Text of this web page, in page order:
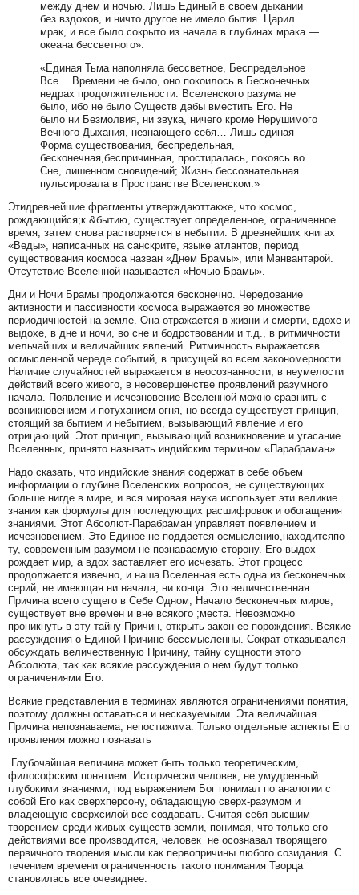
между днем и ночью. Лишь Единый в своем дыхании
без вздохов, и ничто другое не имело бытия. Царил
мрак, и все было сокрыто из начала в глубинах мрака —
океана бессветного».
«Единая Тьма наполняла бессветное, Беспредельное
Все… Времени не было, оно покоилось в Бесконечных
недрах продолжительности. Вселенского разума не
было, ибо не было Существ дабы вместить Его. Не
было ни Безмолвия, ни звука, ничего кроме Нерушимого
Вечного Дыхания, незнающего себя… Лишь единая
Форма существования, беспредельная,
бесконечная,беспричинная, простиралась, покоясь во
Сне, лишенном сновидений; Жизнь бессознательная
пульсировала в Пространстве Вселенском.»
Этидревнейшие фрагменты утверждаюттакже, что космос,
рождающийся;к &бытию, существует определенное, ограниченное
время, затем снова растворяется в небытии. В древнейших книгах
«Веды», написанных на санскрите, языке атлантов, период
существования космоса назван «Днем Брамы», или Манвантарой.
Отсутствие Вселенной называется «Ночью Брамы».
Дни и Ночи Брамы продолжаются бесконечно. Чередование
активности и пассивности космоса выражается во множестве
периодичностей на земле. Она отражается в жизни и смерти, вдохе и
выдохе, в дне и ночи, во сне и бодрствовании и т.д., в ритмичности
мельчайших и величайших явлений. Ритмичность выражаетсяв
осмысленной череде событий, в присущей во всем закономерности.
Наличие случайностей выражается в неосознанности, в неумелости
действий всего живого, в несовершенстве проявлений разумного
начала. Появление и исчезновение Вселенной можно сравнить с
возникновением и потуханием огня, но всегда существует принцип,
стоящий за бытием и небытием, вызывающий явление и его
отрицающий. Этот принцип, вызывающий возникновение и угасание
Вселенных, принято называть индийским термином «Парабраман».
Надо сказать, что индийские знания содержат в себе объем
информации о глубине Вселенских вопросов, не существующих
больше нигде в мире, и вся мировая наука использует эти великие
знания как формулы для последующих расшифровок и обогащения
знаниями. Этот Абсолют-Парабраман управляет появлением и
исчезновением. Это Единое не поддается осмыслению,находитсяпо
ту, современным разумом не познаваемую сторону. Его выдох
рождает мир, а вдох заставляет его исчезать. Этот процесс
продолжается извечно, и наша Вселенная есть одна из бесконечных
серий, не имеющая ни начала, ни конца. Это величественная
Причина всего сущего в Себе Одном, Начало бесконечных миров,
существует вне времен и вне всякого ;места. Невозможно
проникнуть в эту тайну Причин, открыть закон ее порождения. Всякие
рассуждения о Единой Причине бессмысленны. Сократ отказывался
обсуждать величественную Причину, тайну сущности этого
Абсолюта, так как всякие рассуждения о нем будут только
ограничениями Его.
Всякие представления в терминах являются ограничениями понятия,
поэтому должны оставаться и несказуемыми. Эта величайшая
Причина непознаваема, непостижима. Только отдельные аспекты Его
проявления можно познавать
.Глубочайшая величина может быть только теоретическим,
философским понятием. Исторически человек, не умудренный
глубокими знаниями, под выражением Бог понимал по аналогии с
собой Его как сверхперсону, обладающую сверх-разумом и
владеющую сверхсилой все создавать. Считая себя высшим
творением среди живых существ земли, понимая, что только его
действиями все производится, человек не осознавал творящего
первичного творения мысли как первопричины любого созидания. С
течением времени ограниченность такого понимания Творца
становилась все очевиднее.